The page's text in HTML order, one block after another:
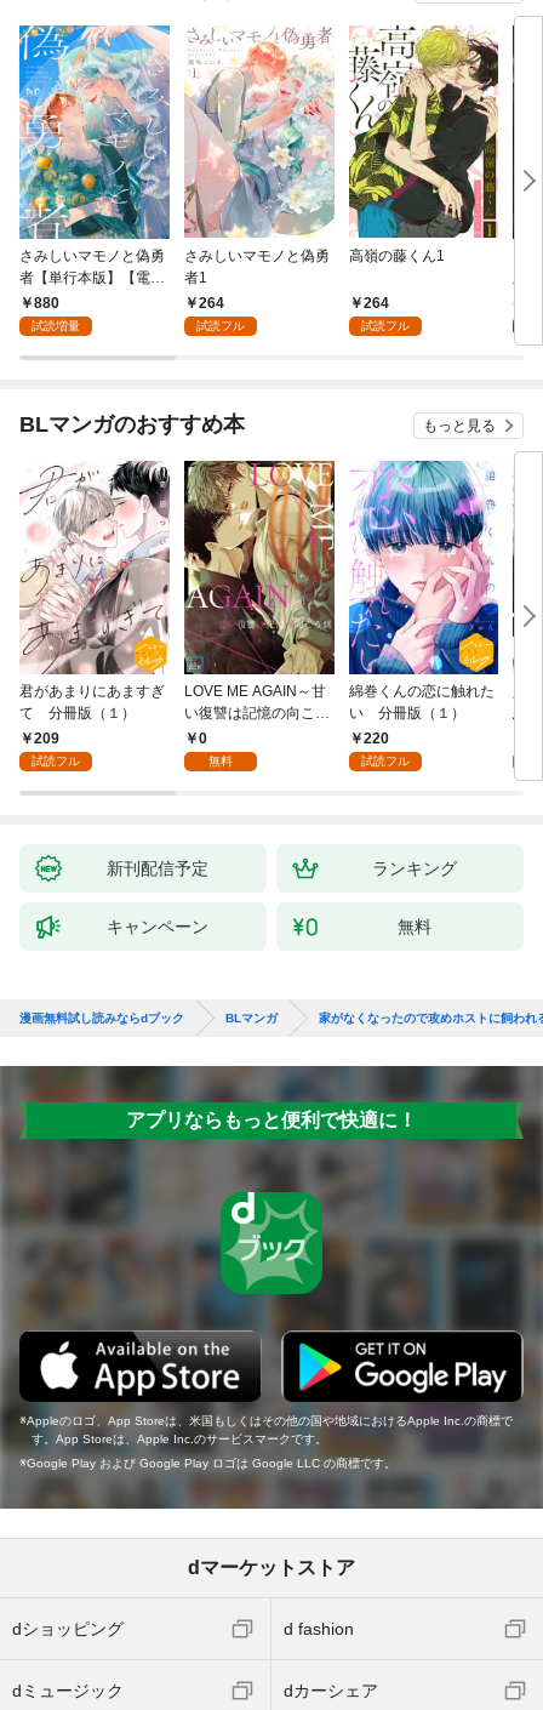
さみしいマモノと偽勇
者【単行本版】【電子
限定おまけ付き】
880
試読増量
さみしいマモノと偽勇
者1
264
試読フル
高嶺の藤くん1
264
試読フル
版】
BLマンガのおすすめ本 もっと見る
君があまりにあますぎ
て 分冊版（１）
209
試読フル
LOVE ME AGAIN～甘
い復讐は記憶の向こう
側～【全年齢版】(1)
0
無料
綿巻くんの恋に触れた
い 分冊版（１）
220
試読フル
悪
新刊配信予定 ランキング
キャンペーン 無料
漫画無料試し読みならdブック BLマンガ 家がなくなったので攻めホストに飼われ
アプリならもっと便利で快適に！
Appleのロゴ、App Storeは、米国もしくはその他の国や地域におけるApple Inc.の商標で
す。App Storeは、Apple Inc.のサービスマークです。
Google Play および Google Play ロゴは Google LLC の商標です。
dマーケットストア
dショッピング d fashion
dミュージック dカーシェア